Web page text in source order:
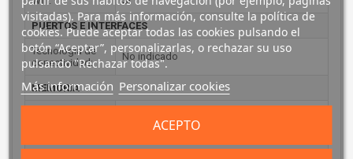
PUERTOS E INTERFACES
Tecnología de
conectividad:
No indicado
MEMORIA
visitadas). Para más información, consulte la política de
cookies. Puede aceptar todas las cookies pulsando el
botón “Aceptar”, personalizarlas, o rechazar su uso
pulsando "Rechazar todas".
Más información Personalizar cookies
ACEPTO